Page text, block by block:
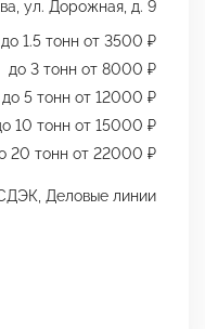
ул. Дорожная, д. 9
до 1.5 тонн от 3500 ₽
до 3 тонн от 8000 ₽
до 5 тонн от 12000 ₽
10 тонн от 15000 ₽
20 тонн от 22000 ₽
Деловые линии